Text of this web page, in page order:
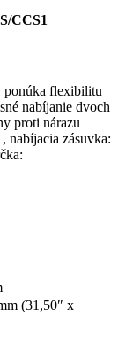
CCS1
ponúka flexibilitu
nabíjanie dvoch
proti nárazu
nabíjacia zásuvka:
(31,50″ x